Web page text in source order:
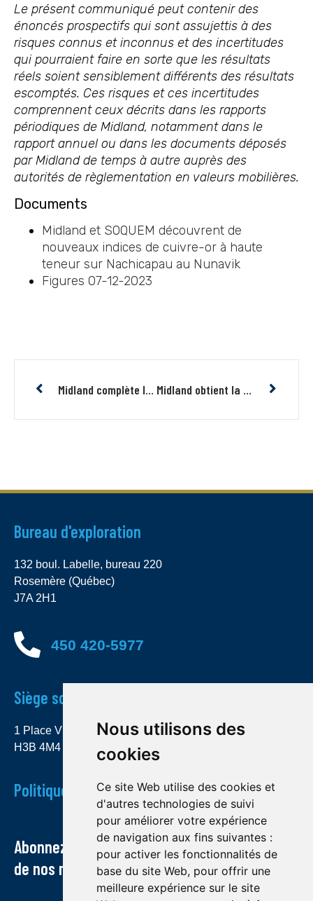
Nous utilisons des
cookies
Ce site Web utilise des cookies et
d'autres technologies de suivi
pour améliorer votre expérience
de navigation aux fins suivantes :
pour activer les fonctionnalités de
base du site Web, pour offrir une
meilleure expérience sur le site
Le présent communiqué peut contenir des
énoncés prospectifs qui sont assujettis à des
risques connus et inconnus et des incertitudes
qui pourraient faire en sorte que les résultats
réels soient sensiblement différents des résultats
escomptés. Ces risques et ces incertitudes
comprennent ceux décrits dans les rapports
périodiques de Midland, notamment dans le
rapport annuel ou dans les documents déposés
par Midland de temps à autre auprès des
autorités de règlementation en valeurs mobilières.
Documents
Midland et SOQUEM découvrent de
nouveaux indices de cuivre-or à haute
teneur sur Nachicapau au Nunavik
Figures 07-12-2023
Midland complète la deuxième tranche d’un placement privé totalisant 2,7M$ Midland obtient la certification ECOLOGO® pour l’exploration minière
Bureau d'exploration
132 boul. Labelle, bureau 220
Rosemère (Québec)
J7A 2H1
450 420-5977
Siège social
1 Place Ville Marie, bureau 4000 Montréal (Québec)
H3B 4M4
Politique de confidentialité
Abonnez-vous à notre infolettre et recevez
de nos nouvelles par courriel